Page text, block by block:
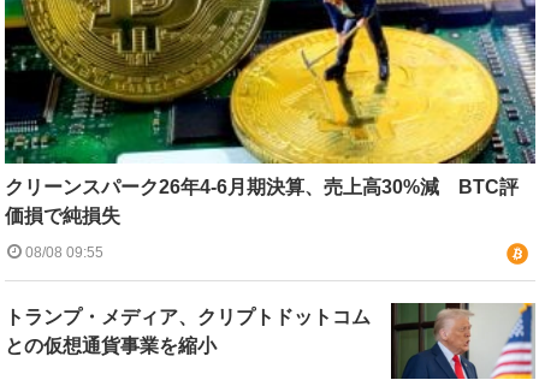
クリーンスパーク26年4-6月期決算、売上高30%減 BTC評
価損で純損失
08/08 09:55
トランプ・メディア、クリプトドットコム
との仮想通貨事業を縮小